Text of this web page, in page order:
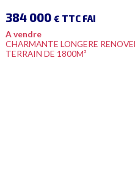
384 000 € TTC FAI
A vendre
CHARMANTE LONGERE
TERRAIN DE 1800M²